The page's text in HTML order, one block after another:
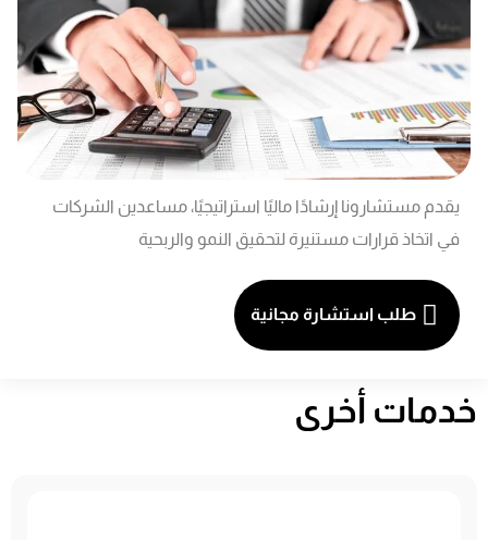
يقدم مستشارونا إرشادًا ماليًا استراتيجيًا، مساعدين الشركات
في اتخاذ قرارات مستنيرة لتحقيق النمو والربحية
طلب استشارة مجانية
خدمات أخرى